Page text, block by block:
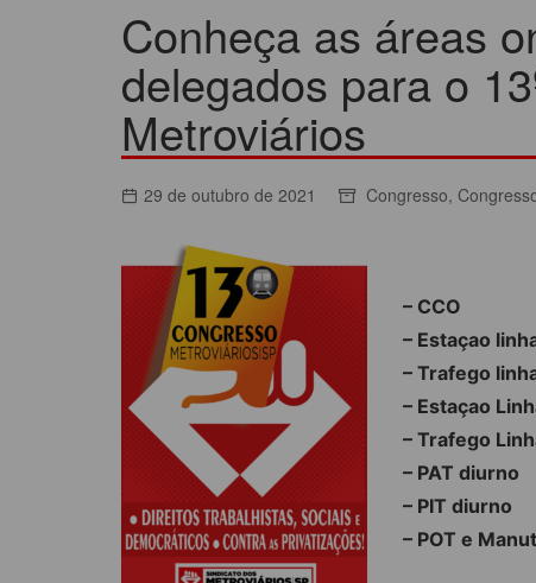
ESTATUTO DO
SINDICADO
ACORDOS COLETIVOS
DOCUMENTOS
Conheça as áreas
delegados para o
Metroviários
29 de outubro de 2021 Congresso,
– CCO
– Estaçao
– Trafego
– Estaçao
– Trafego
– PAT diurno
– PIT diurno
– POT e